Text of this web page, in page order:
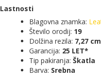
Lastnosti
Blagovna znamka:
Število orodij: 19
Dolžina rezila: 7,27 cm
Garancija: 25 LET*
Tip pakiranja: Škatla
Barva: Srebna